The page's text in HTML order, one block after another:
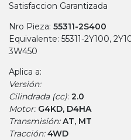
Satisfaccion Garantizada
Nro Pieza: 55311-2S400
Equivalente: 55311-2Y100,
3W450
Aplica a:
Versión:
Cilindrada (cc): 2.0
Motor: G4KD, D4HA
Transmisión:AT, MT
Tracción:4WD